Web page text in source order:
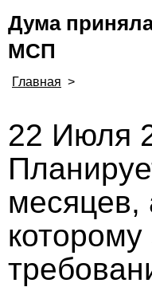
Дума
МСП
Главная >
22 Июля
месяцев,